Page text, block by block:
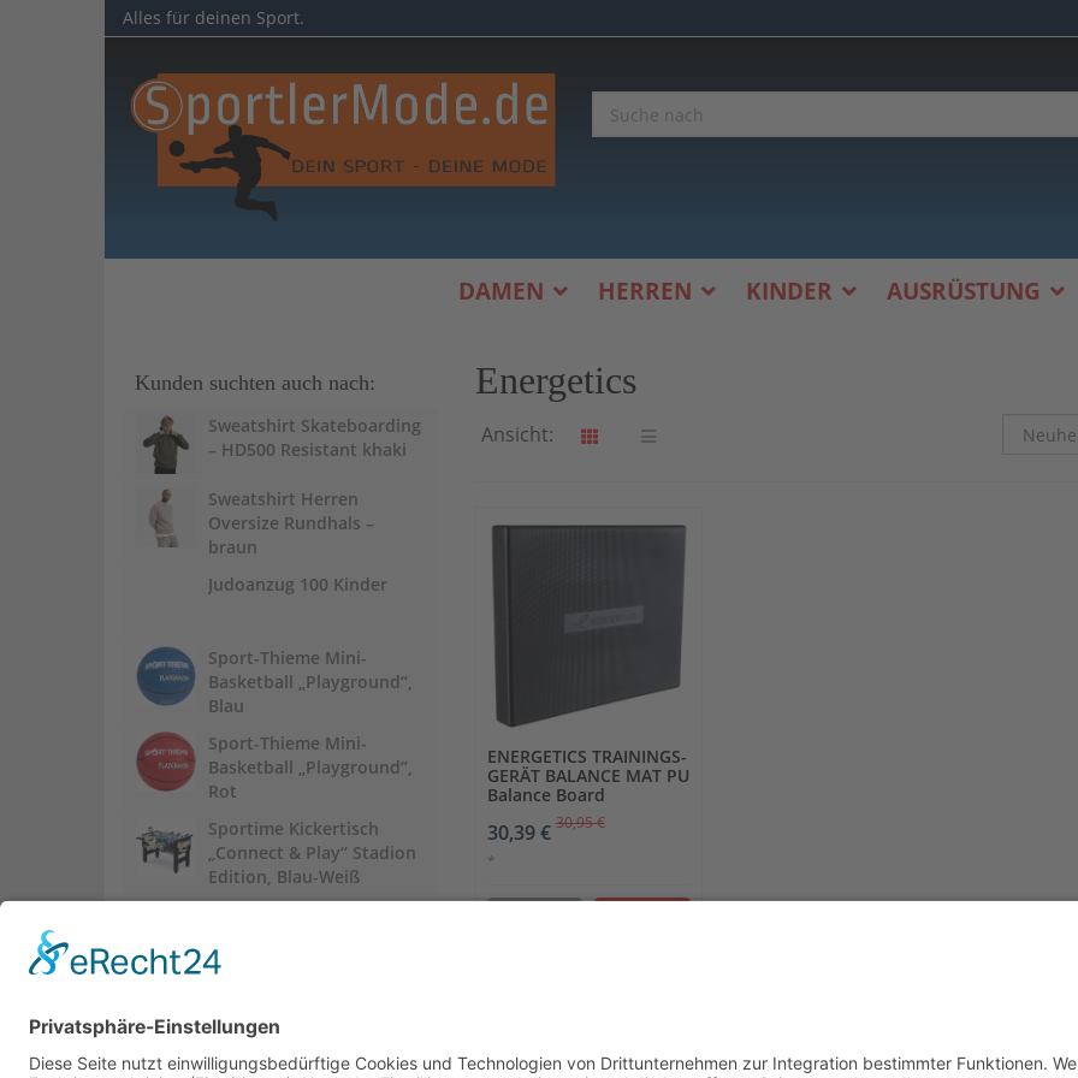
Alles für deinen Sport.
DAMEN HERREN KINDER AUSRÜSTUNG
Energetics
Ansicht:
ENERGETICS TRAININGS-
GERÄT BALANCE MAT PU
Balance Board
30,39 €30,95 €
*
Kunden suchten auch nach:
Sweatshirt Skateboarding
– HD500 Resistant khaki
Sweatshirt Herren
Oversize Rundhals –
braun
Judoanzug 100 Kinder
Sport-Thieme Mini-
Basketball „Playground“,
Blau
Sport-Thieme Mini-
Basketball „Playground“,
Rot
Sportime Kickertisch
„Connect & Play“ Stadion
Edition, Blau-Weiß